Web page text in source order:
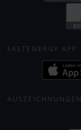
FASTENERGY APP
AUSZEICHNUNGEN